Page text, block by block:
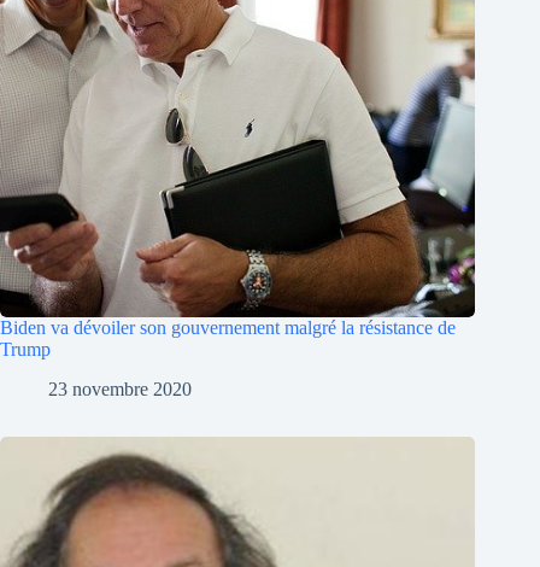
Biden va dévoiler son gouvernement malgré la résistance de
Trump
23 novembre 2020